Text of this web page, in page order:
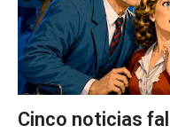
Cinco noticias